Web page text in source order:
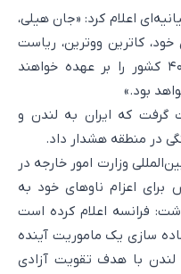
اعلام کرد: «جان هیلی،
خود، کاترین ووترین، ریاست
مشترک نشستی با حضور بیش از ۴۰ کشور را بر عهده خواهند
بود.»
گرفت که ایران به لندن و
در منطقه هشدار داد.
وزارت امور خارجه در
اعزام ناوهای خود به
فرانسه اعلام کرده است
سازی یک ماموریت آینده
با هدف تقویت آزادی